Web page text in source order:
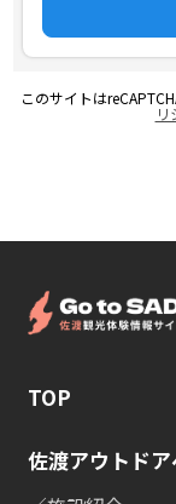
このサイトは
リ
TOP
佐渡アウトドア